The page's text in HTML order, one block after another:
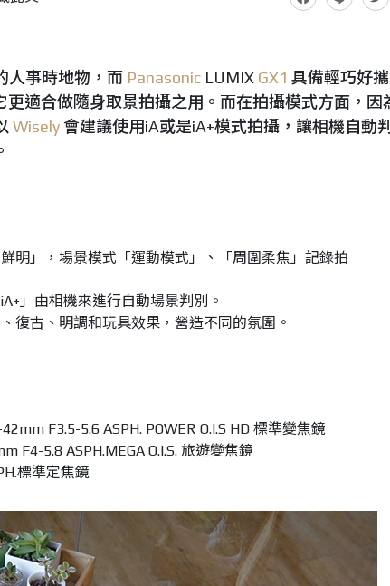
人事時地物，而 Panasonic LUMIX GX1 具備輕巧好
更適合做隨身取景拍攝之用。而在拍攝模式方面，因
Wisely會建議使用iA或是iA+模式拍攝，讓相機自動
明」，場景模式「運動模式」、「周圍柔焦」記錄拍
」由相機來進行自動場景判別。
復古、明調和玩具效果，營造不同的氛圍。
F3.5-5.6 ASPH. POWER O.I.S HD 標準變焦鏡
F4-5.8 ASPH.MEGA O.I.S. 旅遊變焦鏡
標準定焦鏡